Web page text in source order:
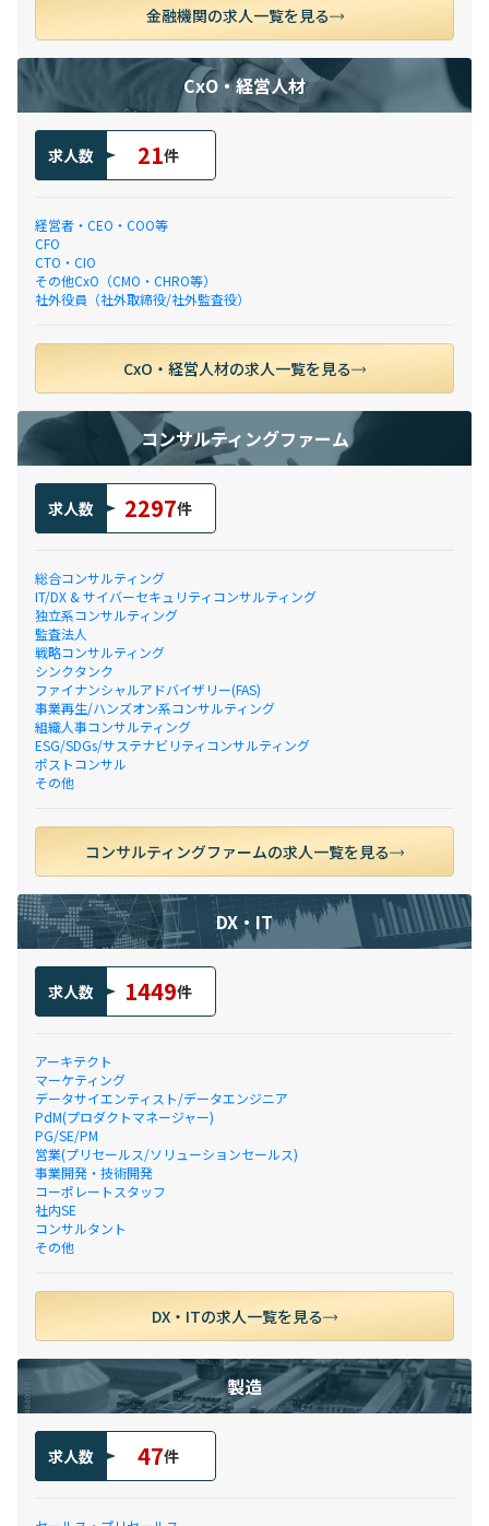
金融機関の求人一覧を見る
CxO・経営人材
求人数 21件
経営者・CEO・COO等
CFO
CTO・CIO
その他CxO（CMO・CHRO等）
社外役員（社外取締役/社外監査役）
CxO・経営人材の求人一覧を見る
コンサルティングファーム
求人数 2297件
総合コンサルティング
IT/DX & サイバーセキュリティコンサルティング
独立系コンサルティング
監査法人
戦略コンサルティング
シンクタンク
ファイナンシャルアドバイザリー(FAS)
事業再生/ハンズオン系コンサルティング
組織人事コンサルティング
ESG/SDGs/サステナビリティコンサルティング
ポストコンサル
その他
コンサルティングファームの求人一覧を見る
DX・IT
求人数 1449件
アーキテクト
マーケティング
データサイエンティスト/データエンジニア
PdM(プロダクトマネージャー)
PG/SE/PM
営業(プリセールス/ソリューションセールス)
事業開発・技術開発
コーポレートスタッフ
社内SE
コンサルタント
その他
DX・ITの求人一覧を見る
製造
求人数 47件